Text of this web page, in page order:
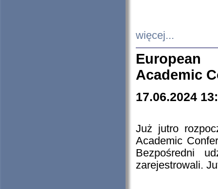
więcej...
European
Academic
17.06.2024
Już jutro
Academic
Bezpośredni
zarejestrowali.